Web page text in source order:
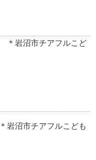
岩沼市チアフルこど
沼市チアフルこども